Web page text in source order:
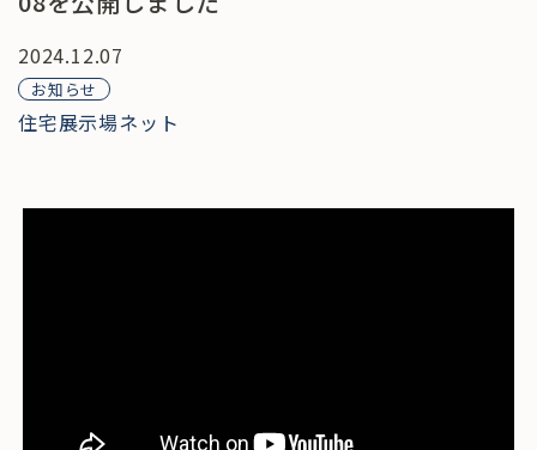
2024.12.07
お知らせ
住宅展示場ネット